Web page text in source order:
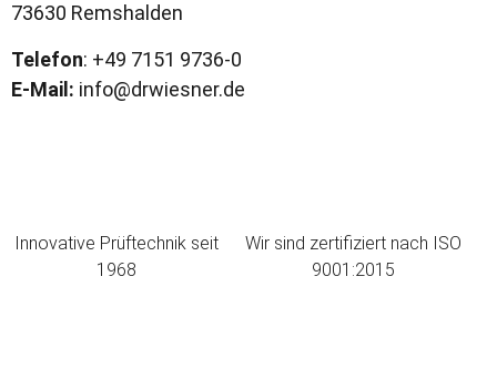
73630 Remshalden
Telefon: +49 7151 9736-0
E-Mail: info@drwiesner.de
Innovative Prüftechnik seit
1968
Wir sind zertifiziert nach ISO
9001:2015